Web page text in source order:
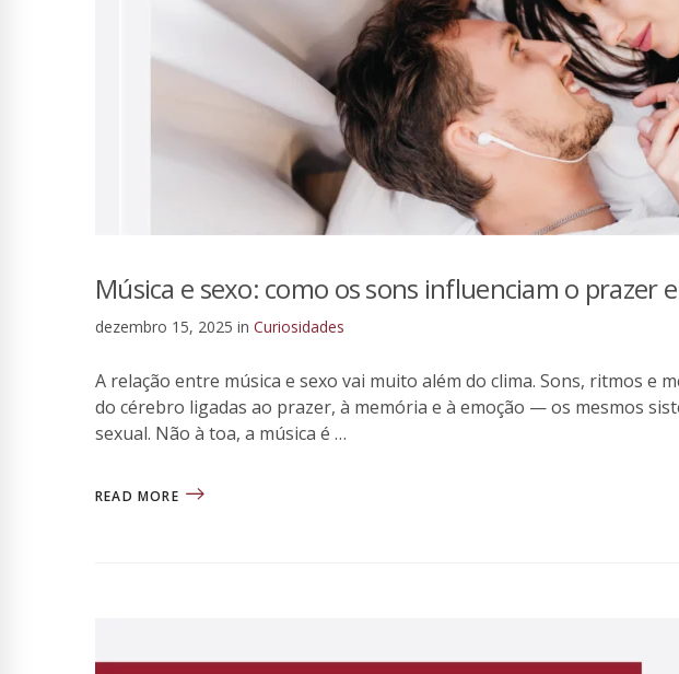
Música e sexo: como os sons influenciam o prazer
dezembro 15, 2025 in Curiosidades
A relação entre música e sexo vai muito além do clima. Sons, ritmos e
do cérebro ligadas ao prazer, à memória e à emoção — os mesmos
sexual. Não à toa, a música é …
READ MORE